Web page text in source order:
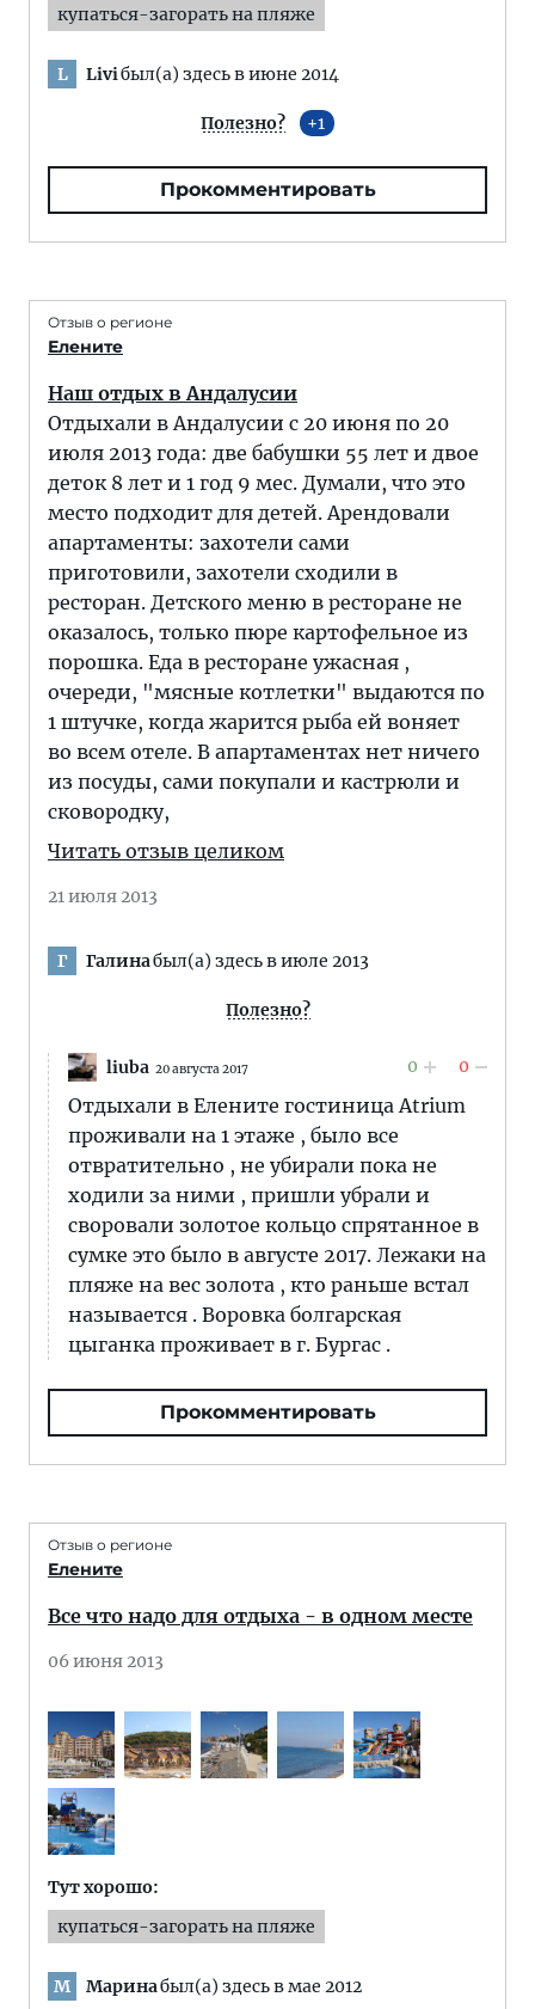
купаться-загорать на пляже
L Liviбыл(а) здесь в июне 2014
Полезно? 1
Прокомментировать
Отзыв о регионе
Елените
Наш отдых в Андалусии
Отдыхали в Андалусии с 20 июня по 20
июля 2013 года: две бабушки 55 лет и двое
деток 8 лет и 1 год 9 мес. Думали, что это
место подходит для детей. Арендовали
апартаменты: захотели сами
приготовили, захотели сходили в
ресторан. Детского меню в ресторане не
оказалось, только пюре картофельное из
порошка. Еда в ресторане ужасная ,
очереди, "мясные котлетки" выдаются по
1 штучке, когда жарится рыба ей воняет
во всем отеле. В апартаментах нет ничего
из посуды, сами покупали и кастрюли и
сковородку,
Читать отзыв целиком
21 июля 2013
Г Галинабыл(а) здесь в июле 2013
Полезно?
liuba 20 августа 2017 0 0
Отдыхали в Елените гостиница Atrium
проживали на 1 этаже , было все
отвратительно , не убирали пока не
ходили за ними , пришли убрали и
своровали золотое кольцо спрятанное в
сумке это было в августе 2017. Лежаки на
пляже на вес золота , кто раньше встал
называется . Воровка болгарская
цыганка проживает в г. Бургас .
Прокомментировать
Отзыв о регионе
Елените
Все что надо для отдыха - в одном месте
06 июня 2013
Тут хорошо:
купаться-загорать на пляже
М Маринабыл(а) здесь в мае 2012